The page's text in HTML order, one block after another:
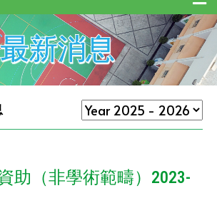
最新消息
助（非學術範疇）2023-